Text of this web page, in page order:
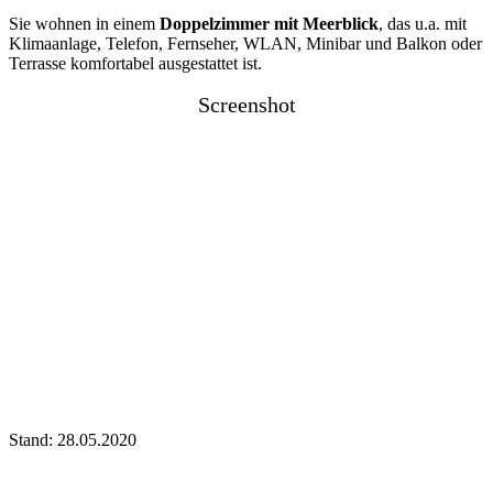
Sie wohnen in einem Doppelzimmer mit Meerblick, das u.a. mit
Klimaanlage, Telefon, Fernseher, WLAN, Minibar und Balkon oder
Terrasse komfortabel ausgestattet ist.
Screenshot
Stand: 28.05.2020